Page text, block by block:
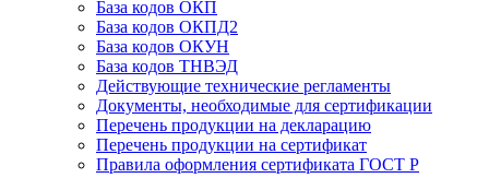
База кодов ОКП
База кодов ОКПД2
База кодов ОКУН
База кодов ТНВЭД
Действующие технические регламенты
Документы, необходимые для сертификации
Перечень продукции на декларацию
Перечень продукции на сертификат
Правила оформления сертификата ГОСТ Р